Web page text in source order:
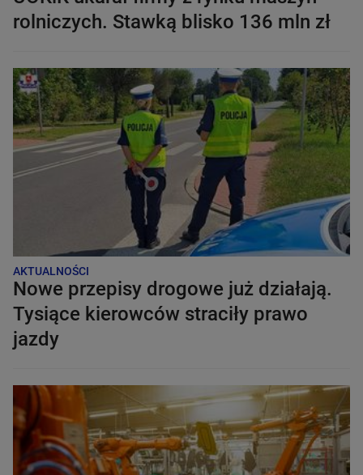
rolniczych. Stawką blisko 136 mln zł
AKTUALNOŚCI
Nowe przepisy drogowe już działają.
Tysiące kierowców straciły prawo
jazdy